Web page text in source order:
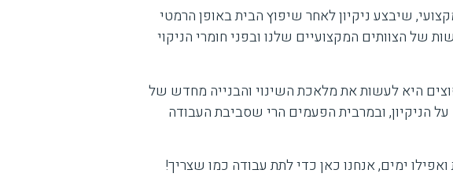
שיבצע ניקיון לאחר שיפוץ הבית באופן הרמטי
של הצוותים המקצועיים שלנו ובפני חומרי הניקוי
היא לעשות את מלאכת השינוי והבנייה מחדש של
הניקיון, ובמרבית הפעמים הרי שסביבת העבודה
ימים, אנחנו כאן כדי לתת עבודה כמו שצריך!